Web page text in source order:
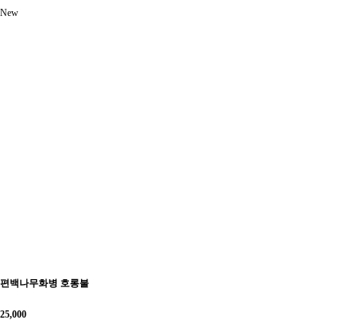
New
편백나무화병 호롱불
25,000